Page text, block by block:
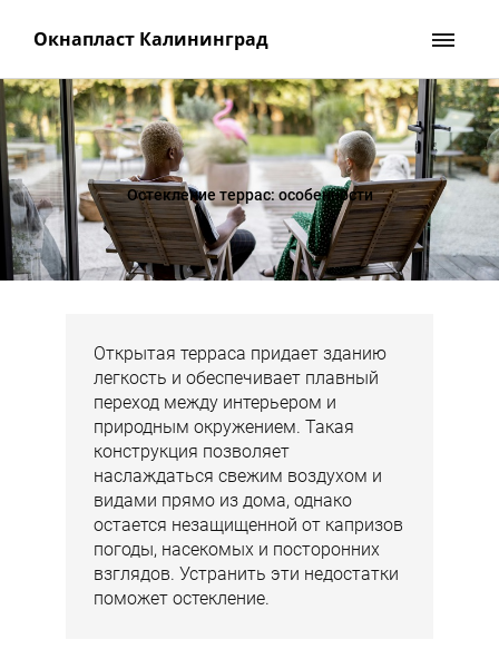
Окнапласт Калининград
Остекление террас: особенности
Открытая терраса придает зданию
легкость и обеспечивает плавный
переход между интерьером и
природным окружением. Такая
конструкция позволяет
наслаждаться свежим воздухом и
видами прямо из дома, однако
остается незащищенной от капризов
погоды, насекомых и посторонних
взглядов. Устранить эти недостатки
поможет остекление.